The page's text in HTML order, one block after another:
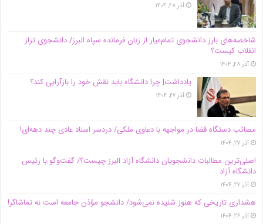
آذر ۲۸, ۱۴۰۴
شاخصه‌های بارز دانشجوی تمام‌عیار از زبان فرمانده سپاه البرز/ دانشجوی تراز
انقلاب کیست؟
آذر ۲۸, ۱۴۰۴
یادداشت| چرا دانشگاه باید نقش خود را بازآرایی کند؟
آذر ۲۷, ۱۴۰۴
مصائب دستگاه قضا در مواجهه با دعاوی ملکی/ دردسر اسناد عادی چند‌ دهه‌ای!
آذر ۲۷, ۱۴۰۴
اصلی‌ترین مطالبات دانشجویان دانشگاه آزاد البرز چیست؟/ گفت‌وگو با رئیس
دانشگاه آز‌اد
آذر ۲۷, ۱۴۰۴
هشداری تاریخی که هنوز شنیده نمی‌شود/ دانشجو مؤذن جامعه است نه تماشاگر!
آذر ۲۶, ۱۴۰۴